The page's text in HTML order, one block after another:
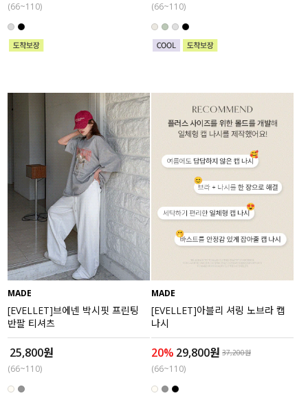
(66~110) (66~110)
MADE
[EVELLET]브에넨 박시핏 프린팅
반팔 티셔츠
25,800원
(66~110)
MADE
[EVELLET]아블리 셔링 노브라 캡
나시
20% 29,800원 37,200원
(66~110)